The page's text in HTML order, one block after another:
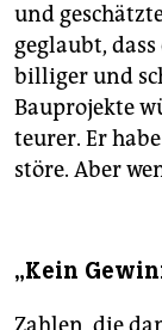
und
geglaubt,
billiger und
Bauprojekte
teurer. Er
störe. Aber
„Kein